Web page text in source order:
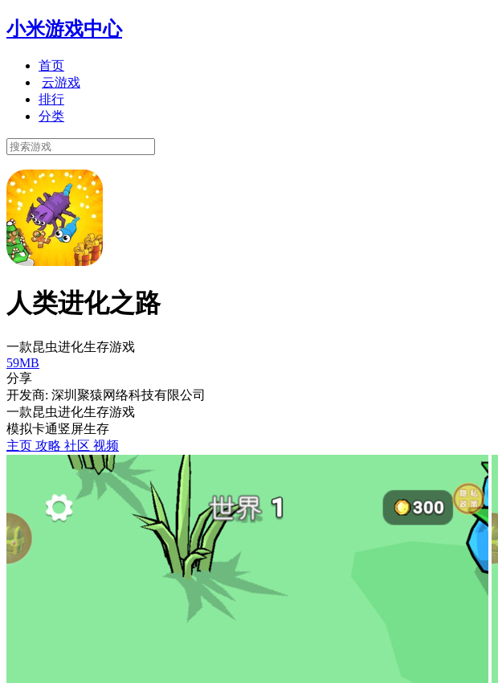
小米游戏中心
首页
云游戏
排行
分类
人类进化之路
一款昆虫进化生存游戏
59MB
分享
开发商: 深圳聚猿网络科技有限公司
一款昆虫进化生存游戏
模拟卡通竖屏生存
主页 攻略 社区 视频